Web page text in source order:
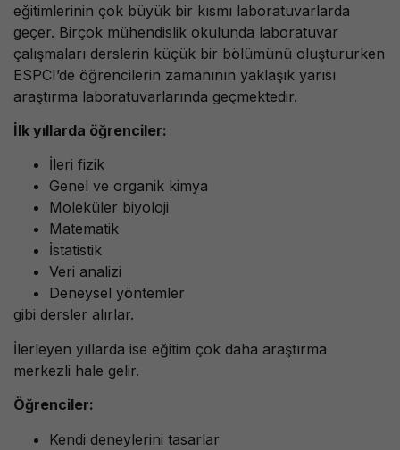
eğitimlerinin çok büyük bir kısmı laboratuvarlarda
geçer. Birçok mühendislik okulunda laboratuvar
çalışmaları derslerin küçük bir bölümünü oluştururken
ESPCI’de öğrencilerin zamanının yaklaşık yarısı
araştırma laboratuvarlarında geçmektedir.
İlk yıllarda öğrenciler:
İleri fizik
Genel ve organik kimya
Moleküler biyoloji
Matematik
İstatistik
Veri analizi
Deneysel yöntemler
gibi dersler alırlar.
İlerleyen yıllarda ise eğitim çok daha araştırma
merkezli hale gelir.
Öğrenciler:
Kendi deneylerini tasarlar